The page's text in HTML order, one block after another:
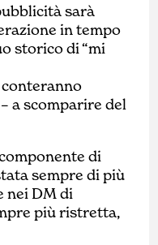
sarà
in tempo
storico di “mi
conteranno
a scomparire del
di
sempre di più
nei DM di
più ristretta,